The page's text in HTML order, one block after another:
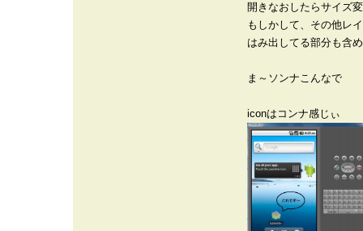
開きなおしたらサイズ
もしかして、その他レ
はみ出してる部分も含
ま～ソンナこんなで
iconはコンナ感じぃ